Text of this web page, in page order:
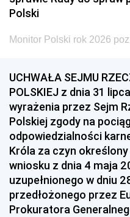
2005
1996
1993 1992
1990
1987
1984
1981
1978
Polski
Monitor Polski rok 2026
UCHWAŁA SEJMU
POLSKIEJ z dnia 31
wyrażenia przez Sejm
Polskiej zgody na
odpowiedzialności
Króla za czyn
wniosku z dnia 4 maja
uzupełnionego w dniu
przedłożonego przez
Prokuratora